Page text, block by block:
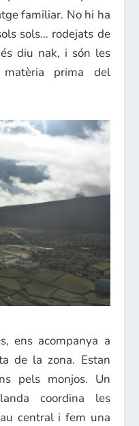
familiar. No hi ha
sols… rodejats de
diu nak, i són les
prima del
ens acompanya a
de la zona. Estan
pels monjos. Un
coordina les
central i fem una